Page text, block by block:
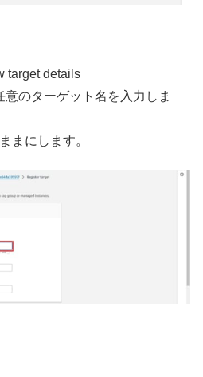
details
意のターゲット名を入力しま
まにします。